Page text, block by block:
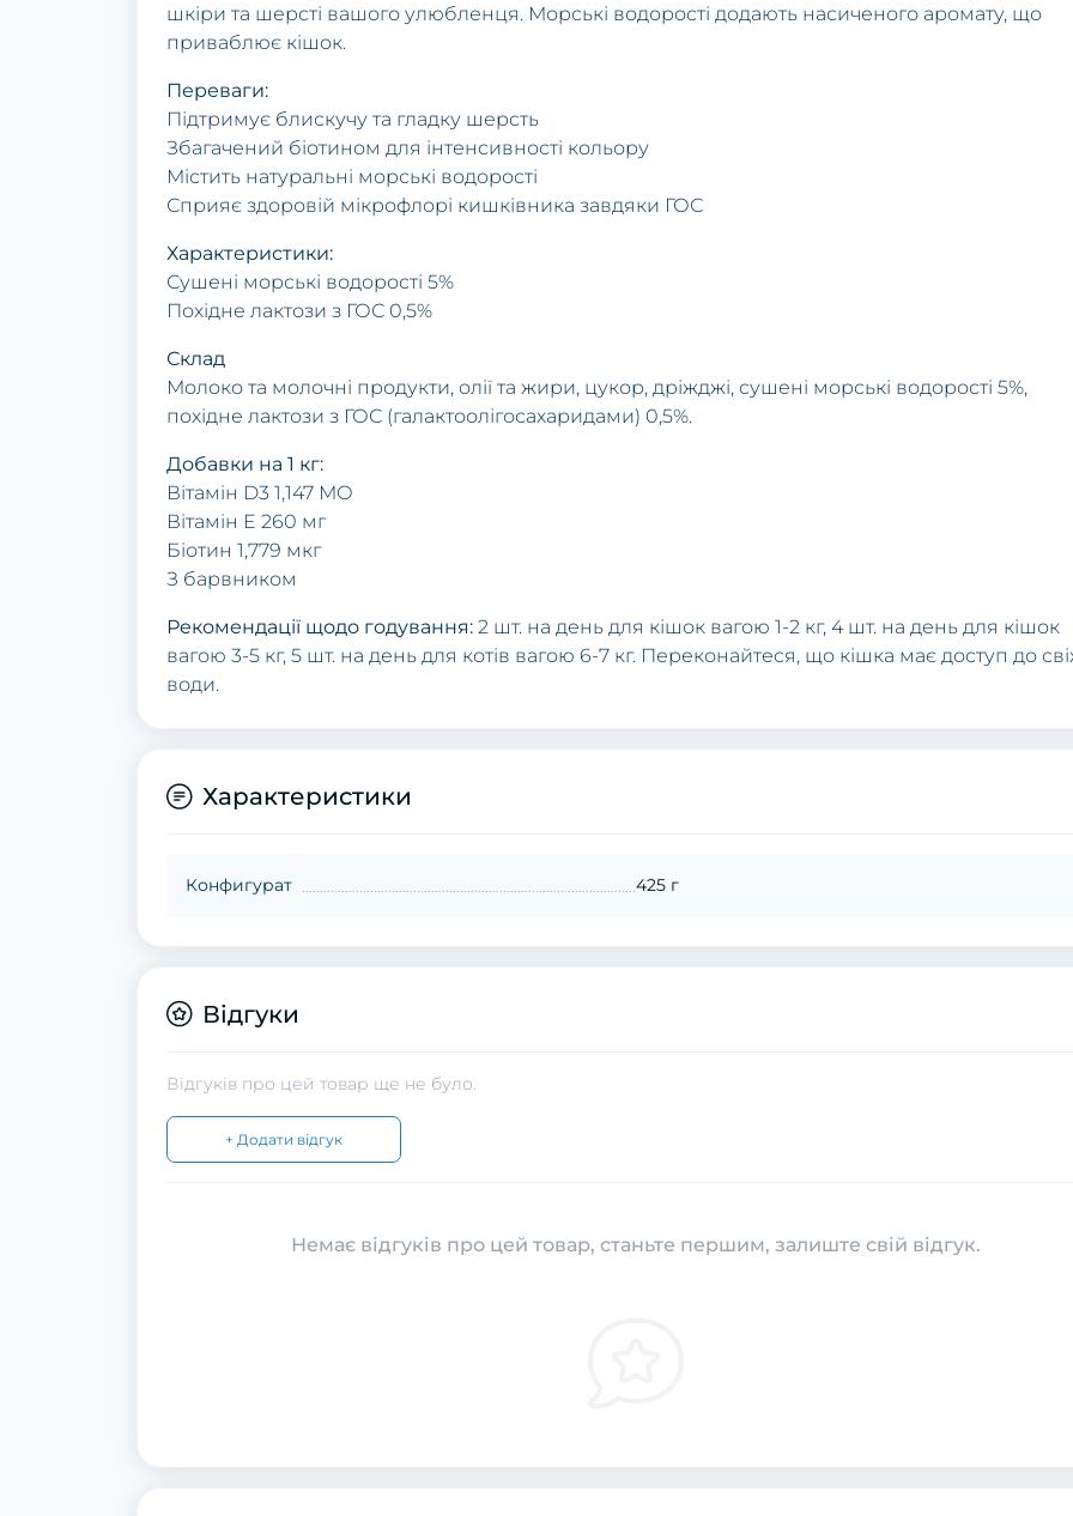
шкіри та шерсті вашого улюбленця. Морські водорості додають насиченого аромату, що
приваблює кішок.
Переваги:
Підтримує блискучу та гладку шерсть
Збагачений біотином для інтенсивності кольору
Містить натуральні морські водорості
Сприяє здоровій мікрофлорі кишківника завдяки ГОС
Характеристики:
Сушені морські водорості 5%
Похідне лактози з ГОС 0,5%
Склад
Молоко та молочні продукти, олії та жири, цукор, дріжджі, сушені морські водорості 5%,
похідне лактози з ГОС (галактоолігосахаридами) 0,5%.
Добавки на 1 кг:
Вітамін D3 1,147 МО
Вітамін E 260 мг
Біотин 1,779 мкг
З барвником
Рекомендації щодо годування: 2 шт. на день для кішок вагою 1-2 кг, 4 шт. на день для кішок
вагою 3-5 кг, 5 шт. на день для котів вагою 6-7 кг. Переконайтеся, що кішка має доступ до
води.
Характеристики
Конфигурат 425 г
Відгуки
Відгуків про цей товар ще не було.
+ Додати відгук
Немає відгуків про цей товар, станьте першим, залиште свій відгук.